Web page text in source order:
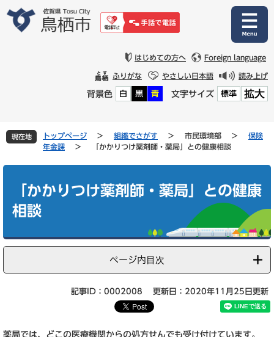
文
はじめての方へ Foreign language
ふりがな やさしい日本語 読み上げ
背景色 白 黒 青 文字サイズ 標準 拡大
現在地 トップページ > 組織でさがす > 市民環境部 >
保険
年金課
> 「かかりつけ薬剤師・薬局」との健康相談
「かかりつけ薬剤師・薬局」との健康
相談
ページ内目次
記事ID：0002008 更新日：2020年11月25日更新
薬局では、どこの医療機関からの処方せんでも受け付けています。